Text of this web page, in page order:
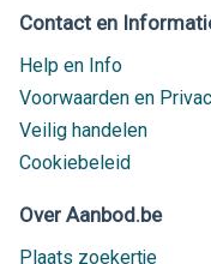
Contact en
Help en Info
Voorwaarden en
Veilig handelen
Cookiebeleid
Over Aanbod.be
Plaats zoekertje